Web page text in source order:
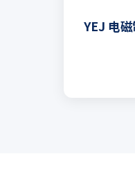
YEJ 电